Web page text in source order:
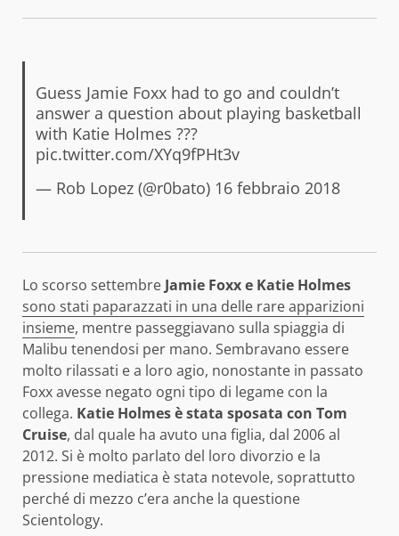
Guess Jamie Foxx had to go and couldn’t
answer a question about playing basketball
with Katie Holmes ???
pic.twitter.com/XYq9fPHt3v
— Rob Lopez (@r0bato) 16 febbraio 2018
Lo scorso settembre Jamie Foxx e Katie Holmes
sono stati paparazzati in una delle rare apparizioni
insieme, mentre passeggiavano sulla spiaggia di
Malibu tenendosi per mano. Sembravano essere
molto rilassati e a loro agio, nonostante in passato
Foxx avesse negato ogni tipo di legame con la
collega. Katie Holmes è stata sposata con Tom
Cruise, dal quale ha avuto una figlia, dal 2006 al
2012. Si è molto parlato del loro divorzio e la
pressione mediatica è stata notevole, soprattutto
perché di mezzo c’era anche la questione
Scientology.